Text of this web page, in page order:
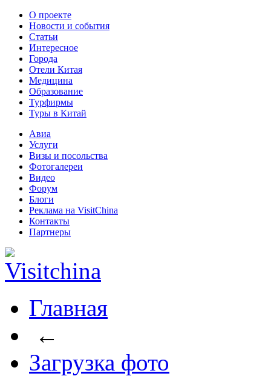
О проекте
Новости и события
Статьи
Интересное
Города
Отели Китая
Медицина
Образование
Турфирмы
Туры в Китай
Авиа
Услуги
Визы и посольства
Фотогалереи
Видео
Форум
Блоги
Реклама на VisitChina
Контакты
Партнеры
Главная
←
Загрузка фото